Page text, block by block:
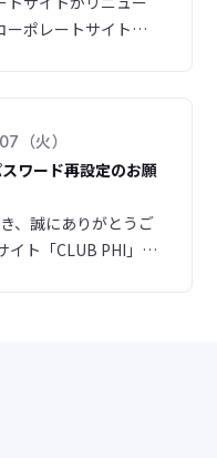
ーポレートサイトで
目的の情報へスム
たしました。さら
ーズに合わせた情
（火）
ワード再設定のお願
、誠にありがとうご